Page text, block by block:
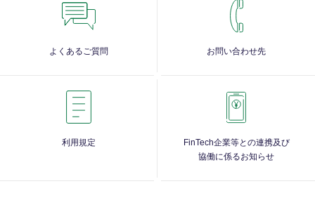
よくあるご質問 お問い合わせ先
利用規定
FinTech企業等との連携及び
協働に係るお知らせ